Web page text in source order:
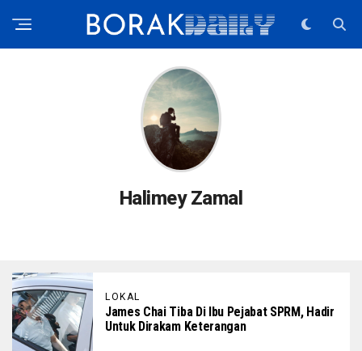
Halimey Zamal
LOKAL
James Chai Tiba Di Ibu Pejabat SPRM, Hadir
Untuk Dirakam Keterangan